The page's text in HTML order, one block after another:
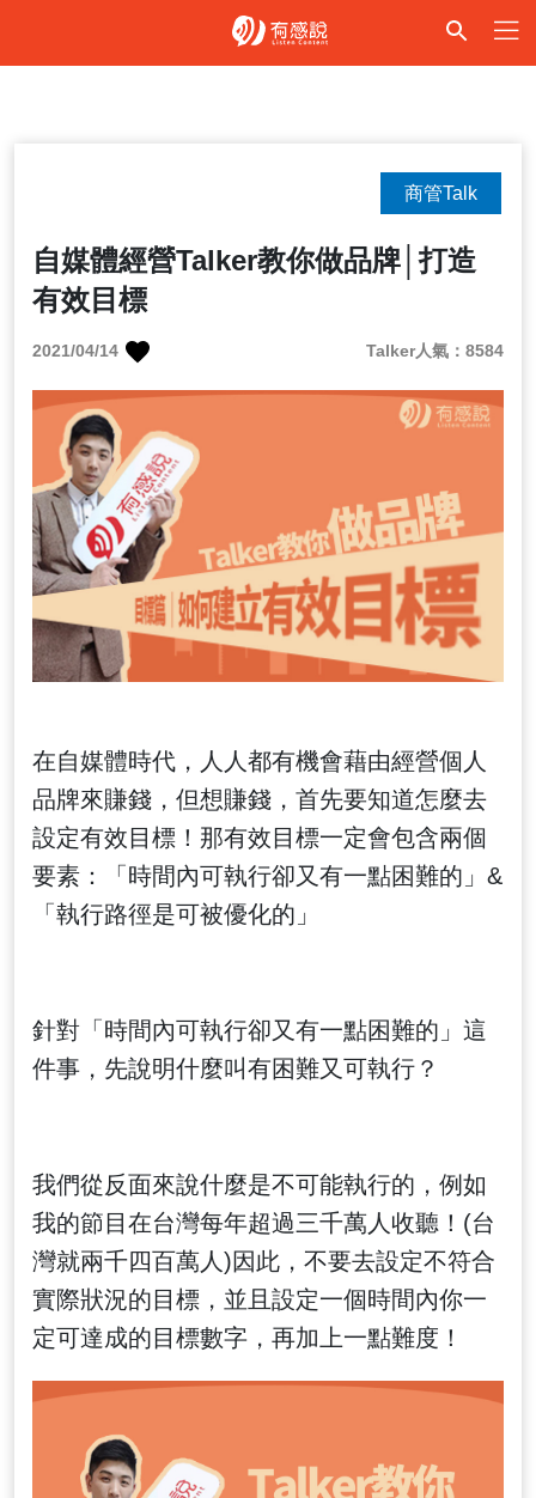
自媒體經營Talker教你做品牌│打造
有效目標
商管Talk
2021/04/14 Talker人氣：8584
在自媒體時代，人人都有機會藉由經營個人
品牌來賺錢，但想賺錢，首先要知道怎麼去
設定有效目標！那有效目標一定會包含兩個
要素：「時間內可執行卻又有一點困難的」&
「執行路徑是可被優化的」
針對「時間內可執行卻又有一點困難的」這
件事，先說明什麼叫有困難又可執行？
我們從反面來說什麼是不可能執行的，例如
我的節目在台灣每年超過三千萬人收聽！(台
灣就兩千四百萬人)因此，不要去設定不符合
實際狀況的目標，並且設定一個時間內你一
定可達成的目標數字，再加上一點難度！